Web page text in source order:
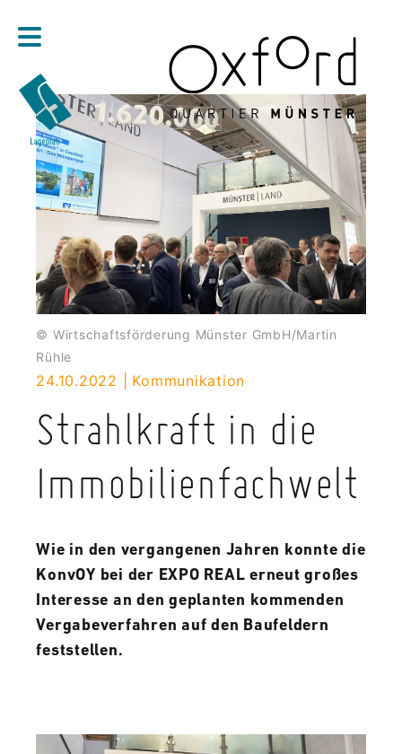
© Wirtschaftsförderung Münster GmbH/Martin
Rühle
24.10.2022 Kommunikation
Strahlkraft in die
Immobilienfachwelt
Wie in den vergangenen Jahren konnte die
KonvOY bei der EXPO REAL erneut großes
Interesse an den geplanten kommenden
Vergabeverfahren auf den Baufeldern
feststellen.